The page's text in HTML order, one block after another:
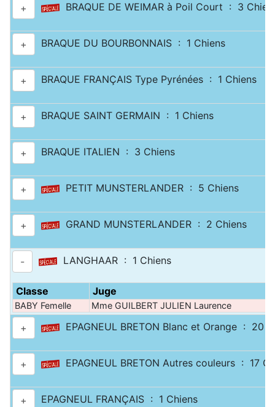
+ BRAQUE DE WEIMAR à Poil Court : 3
+ BRAQUE DU BOURBONNAIS : 1 Chiens
+ BRAQUE FRANÇAIS Type Pyrénées : 1 Chiens
+ BRAQUE SAINT GERMAIN : 1 Chiens
+ BRAQUE ITALIEN : 3 Chiens
+ PETIT MUNSTERLANDER : 5 Chiens
+ GRAND MUNSTERLANDER : 2 Chiens
- LANGHAAR : 1 Chiens
Classe Juge
BABY Femelle Mme GUILBERT JULIEN Laurence
+ EPAGNEUL BRETON Blanc et Orange : 20
+ EPAGNEUL BRETON Autres couleurs : 17
+ EPAGNEUL FRANÇAIS : 1 Chiens